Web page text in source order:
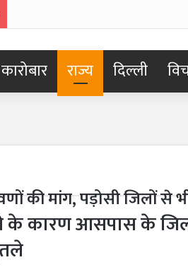
कारोबार राज्य दिल्ली
की मांग, पड़ोसी जिलों
के कारण आसपास के